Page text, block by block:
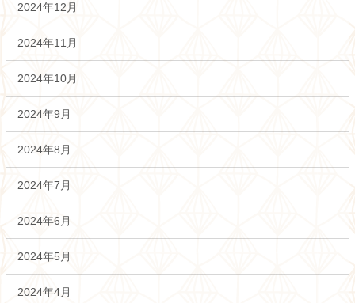
2024年12月
2024年11月
2024年10月
2024年9月
2024年8月
2024年7月
2024年6月
2024年5月
2024年4月